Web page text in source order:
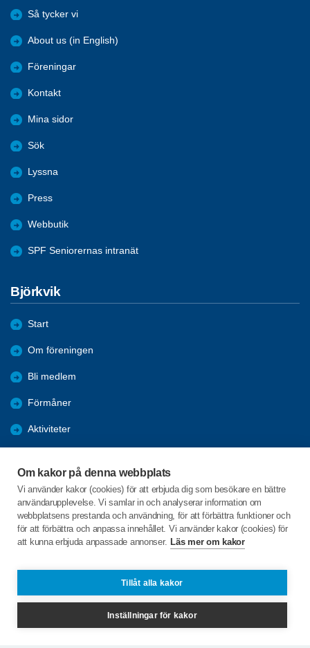
Om kakor på denna webbplats
Vi använder kakor (cookies) för att erbjuda dig som besökare en bättre
användarupplevelse. Vi samlar in och analyserar information om
webbplatsens prestanda och användning, för att förbättra funktioner och
för att förbättra och anpassa innehållet. Vi använder kakor (cookies) för
att kunna erbjuda anpassade annonser. Läs mer om kakor
Tillåt alla kakor
Inställningar för kakor
Så tycker vi
About us (in English)
Föreningar
Kontakt
Mina sidor
Sök
Lyssna
Press
Webbutik
SPF Seniorernas intranät
Björkvik
Start
Om föreningen
Bli medlem
Förmåner
Aktiviteter
Bildgalleri
Vi påverkar
C/o:Rigmor Pettersson
bjorkvik@spfseniorerna.se